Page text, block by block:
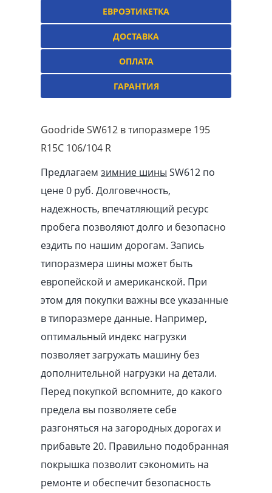
ЕВРОЭТИКЕТКА
ДОСТАВКА
ОПЛАТА
ГАРАНТИЯ
Goodride SW612 в типоразмере 195
R15C 106/104 R
Предлагаем зимние шины SW612 по
цене 0 руб. Долговечность,
надежность, впечатляющий ресурс
пробега позволяют долго и безопасно
ездить по нашим дорогам. Запись
типоразмера шины может быть
европейской и американской. При
этом для покупки важны все указанные
в типоразмере данные. Например,
оптимальный индекс нагрузки
позволяет загружать машину без
дополнительной нагрузки на детали.
Перед покупкой вспомните, до какого
предела вы позволяете себе
разгоняться на загородных дорогах и
прибавьте 20. Правильно подобранная
покрышка позволит сэкономить на
ремонте и обеспечит безопасность